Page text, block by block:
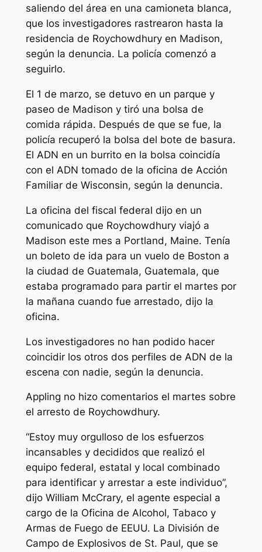
saliendo del área en una camioneta blanca,
que los investigadores rastrearon hasta la
residencia de Roychowdhury en Madison,
según la denuncia. La policía comenzó a
seguirlo.
El 1 de marzo, se detuvo en un parque y
paseo de Madison y tiró una bolsa de
comida rápida. Después de que se fue, la
policía recuperó la bolsa del bote de basura.
El ADN en un burrito en la bolsa coincidía
con el ADN tomado de la oficina de Acción
Familiar de Wisconsin, según la denuncia.
La oficina del fiscal federal dijo en un
comunicado que Roychowdhury viajó a
Madison este mes a Portland, Maine. Tenía
un boleto de ida para un vuelo de Boston a
la ciudad de Guatemala, Guatemala, que
estaba programado para partir el martes por
la mañana cuando fue arrestado, dijo la
oficina.
Los investigadores no han podido hacer
coincidir los otros dos perfiles de ADN de la
escena con nadie, según la denuncia.
Appling no hizo comentarios el martes sobre
el arresto de Roychowdhury.
“Estoy muy orgulloso de los esfuerzos
incansables y decididos que realizó el
equipo federal, estatal y local combinado
para identificar y arrestar a este individuo”,
dijo William McCrary, el agente especial a
cargo de la Oficina de Alcohol, Tabaco y
Armas de Fuego de EEUU. La División de
Campo de Explosivos de St. Paul, que se